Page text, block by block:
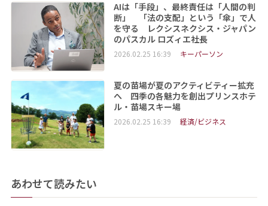
AIは「手段」、最終責任は「人間の判
断」 「法の支配」という「傘」で人
を守る レクシスネクシス・ジャパン
のパスカル ロズィエ社長
2026.02.25 16:39 キーパーソン
夏の苗場が夏のアクティビティー拡充
へ 四季の各魅力を創出プリンスホテ
ル・苗場スキー場
2026.02.25 16:39 経済/ビジネス
あわせて読みたい